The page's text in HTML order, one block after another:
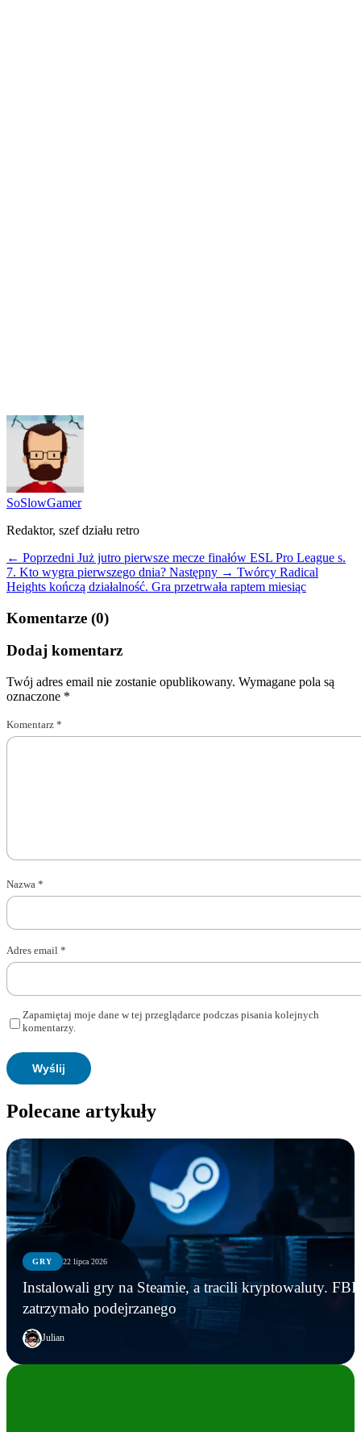
SoSlowGamer
Redaktor, szef działu retro
← Poprzedni Już jutro pierwsze mecze finałów ESL Pro League s.
7. Kto wygra pierwszego dnia? Następny → Twórcy Radical
Heights kończą działalność. Gra przetrwała raptem miesiąc
Komentarze (0)
Dodaj komentarz
Twój adres email nie zostanie opublikowany. Wymagane pola są
oznaczone *
Komentarz *
Nazwa *
Adres email *
Zapamiętaj moje dane w tej przeglądarce podczas pisania kolejnych
komentarzy.
Polecane artykuły
GRY 22 lipca 2026
Instalowali gry na Steamie, a tracili kryptowaluty. FBI
zatrzymało podejrzanego
Julian